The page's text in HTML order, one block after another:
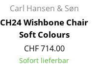
Carl Hansen & Søn
CH24 Wishbone Chair
Soft Colours
CHF 714.00
Sofort lieferbar